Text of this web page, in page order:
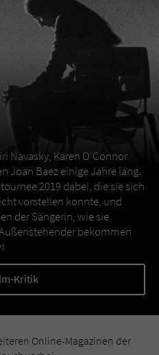
Navasky, Karen O‘Connor
Joan Baez einige Jahre lang.
2019 dabei, die sie sich
vorstellen konnte, und
der Sängerin, wie sie
bekommen
Kritik
Online-Magazinen der